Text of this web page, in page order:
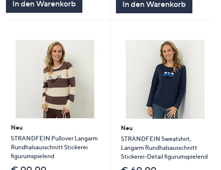
In den Warenkorb In den Warenkorb
Neu
STRANDFEIN Pullover Langarm
Rundhalsausschnitt Stickerei
figurumspielend
Neu
STRANDFEIN Sweatshirt,
Langarm Rundhalsausschnitt
Stickerei-Detail figurumspielend